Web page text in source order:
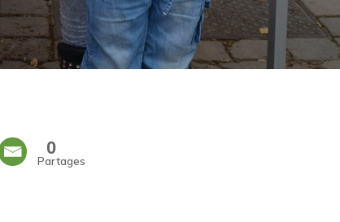
0
Partages